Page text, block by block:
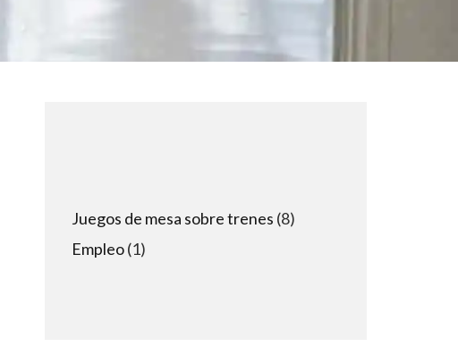
Juegos de mesa sobre trenes 88
Empleo 11